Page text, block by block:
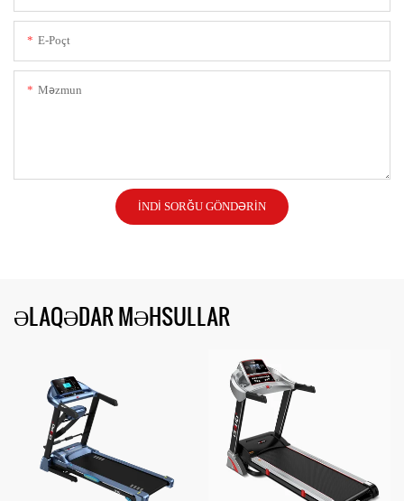
E-Poçt
Məzmun
İNDI SORĞU GÖNDƏRIN
ƏLAQƏDAR MƏHSULLAR